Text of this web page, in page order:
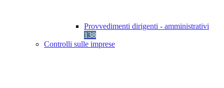
Provvedimenti dirigenti - amministrativi
138
Controlli sulle imprese